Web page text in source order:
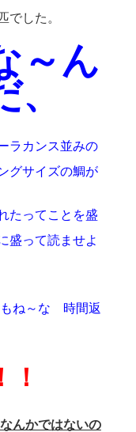
でした。
～ん
、
ラカンス並みの
グサイズの鯛が
たってことを盛
盛って読ませよ
もね～な 時間返
！
んかではないの